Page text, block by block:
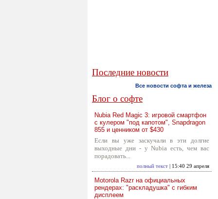
Последние новости
Все новости софта и железа
Блог о софте
Nubia Red Magic 3: игровой смартфон
с кулером "под капотом", Snapdragon
855 и ценником от $430
Если вы уже заскучали в эти долгие
выходные дни - у Nubia есть, чем вас
порадовать...
полный текст | 15:40 29 апреля
Motorola Razr на официальных
рендерах: "раскладушка" с гибким
дисплеем